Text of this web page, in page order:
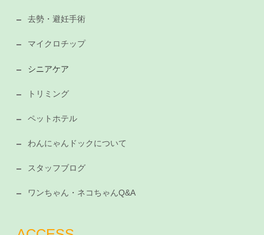
去勢・避妊手術
マイクロチップ
シニアケア
トリミング
ペットホテル
わんにゃんドックについて
スタッフブログ
ワンちゃん・ネコちゃんQ&A